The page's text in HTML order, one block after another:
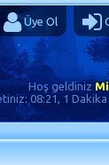
Üye Ol
Hoş geldiniz
08:21, 1 Dakika